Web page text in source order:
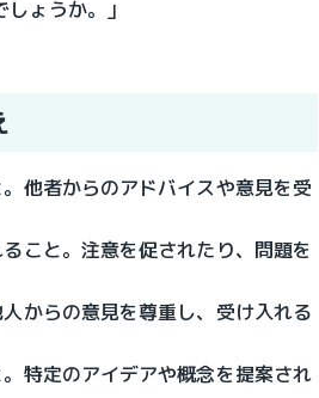
ょうか。」
他者からのアドバイスや意見を受
こと。注意を促されたり、問題を
からの意見を尊重し、受け入れる
特定のアイデアや概念を提案され